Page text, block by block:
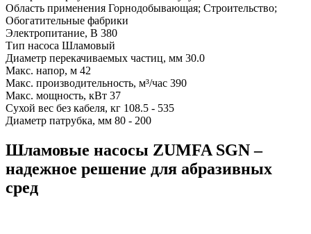
Область применения Горнодобывающая; Строительство;
Обогатительные фабрики
Электропитание, В 380
Тип насоса Шламовый
Диаметр перекачиваемых частиц, мм 30.0
Макс. напор, м 42
Макс. производительность, м³/час 390
Макс. мощность, кВт 37
Сухой вес без кабеля, кг 108.5 - 535
Диаметр патрубка, мм 80 - 200
Шламовые насосы ZUMFA SGN –
надежное решение для абразивных
сред